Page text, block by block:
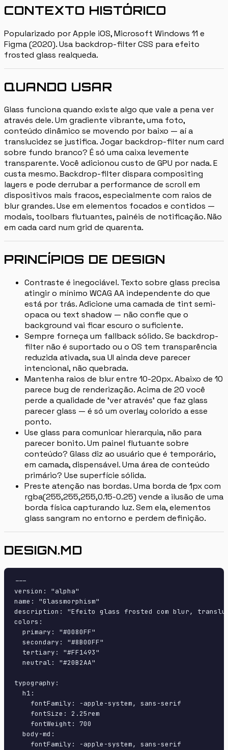
CONTEXTO HISTÓRICO
Popularizado por Apple iOS, Microsoft Windows 11 e
Figma (2020). Usa backdrop-filter CSS para efeito
frosted glass realqueda.
QUANDO USAR
Glass funciona quando existe algo que vale a pena ver
através dele. Um gradiente vibrante, uma foto,
conteúdo dinâmico se movendo por baixo — aí a
translucidez se justifica. Jogar backdrop-filter num card
sobre fundo branco? É só uma caixa levemente
transparente. Você adicionou custo de GPU por nada. E
custa mesmo. Backdrop-filter dispara compositing
layers e pode derrubar a performance de scroll em
dispositivos mais fracos, especialmente com raios de
blur grandes. Use em elementos focados e contidos —
modais, toolbars flutuantes, painéis de notificação. Não
em cada card num grid de quarenta.
PRINCÍPIOS DE DESIGN
Contraste é inegociável. Texto sobre glass precisa
atingir o mínimo WCAG AA independente do que
está por trás. Adicione uma camada de tint semi-
opaca ou text shadow — não confie que o
background vai ficar escuro o suficiente.
Sempre forneça um fallback sólido. Se backdrop-
filter não é suportado ou o OS tem transparência
reduzida ativada, sua UI ainda deve parecer
intencional, não quebrada.
Mantenha raios de blur entre 10-20px. Abaixo de 10
parece bug de renderização. Acima de 20 você
perde a qualidade de 'ver através' que faz glass
parecer glass — é só um overlay colorido a esse
ponto.
Use glass para comunicar hierarquia, não para
parecer bonito. Um painel flutuante sobre
conteúdo? Glass diz ao usuário que é temporário,
em camada, dispensável. Uma área de conteúdo
primário? Use superfície sólida.
Preste atenção nas bordas. Uma borda de 1px com
rgba(255,255,255,0.15-0.25) vende a ilusão de uma
borda física capturando luz. Sem ela, elementos
glass sangram no entorno e perdem definição.
DESIGN.MD
---
version: "alpha"
name: "Glassmorphism"
description: "Efeito glass frosted com blur,
colors:
  primary: "#0080FF"
  secondary: "#8B00FF"
  tertiary: "#FF1493"
  neutral: "#20B2AA"
typography:
  h1:
    fontFamily: -apple-system, sans-serif
    fontSize: 2.25rem
    fontWeight: 700
  body-md:
    fontFamily: -apple-system, sans-serif